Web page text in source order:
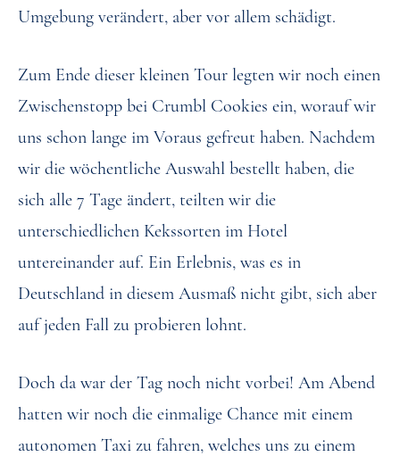
Umgebung verändert, aber vor allem schädigt.
Zum Ende dieser kleinen Tour legten wir noch einen
Zwischenstopp bei Crumbl Cookies ein, worauf wir
uns schon lange im Voraus gefreut haben. Nachdem
wir die wöchentliche Auswahl bestellt haben, die
sich alle 7 Tage ändert, teilten wir die
unterschiedlichen Kekssorten im Hotel
untereinander auf. Ein Erlebnis, was es in
Deutschland in diesem Ausmaß nicht gibt, sich aber
auf jeden Fall zu probieren lohnt.
Doch da war der Tag noch nicht vorbei! Am Abend
hatten wir noch die einmalige Chance mit einem
autonomen Taxi zu fahren, welches uns zu einem